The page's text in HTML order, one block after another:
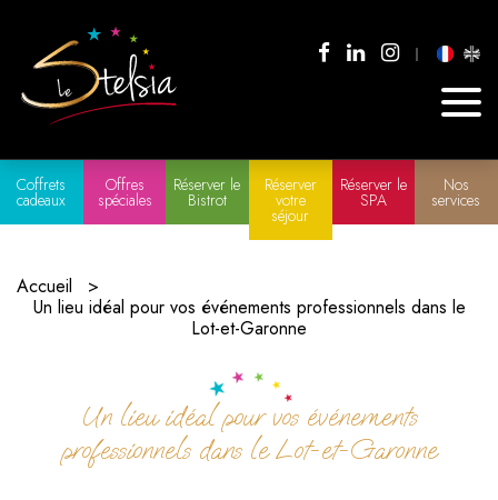
Accueil
Un lieu idéal pour vos événements professionnels dans le
Lot-et-Garonne
Coffrets
cadeaux
Offres
spéciales
Réserver le
Bistrot
Réserver
votre
séjour
Réserver le
SPA
Nos
services
Un lieu idéal pour vos événements
professionnels dans le Lot-et-Garonne